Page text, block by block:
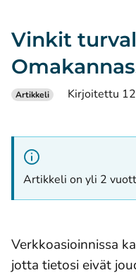
Vinkit
Artikkeli Kirjoitettu
Artikkeli on yli 2
Verkkoasioinnissa
jotta tietosi eivät